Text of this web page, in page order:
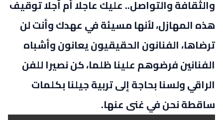
والثقافة والتواصل.. عليك عاجلا أم آجلا توقيف
هذه المهازل، لأنها مسيئة في عهدك وأنت لن
ترضاها، الفنانون الحقيقيون يعانون وأشباه
الفنانين فرضوهم علينا ظلما، كن نصيرا للفن
الراقي ولسنا بحاجة إلى تربية جيلنا بكلمات
ساقطة نحن في غنى عنها.